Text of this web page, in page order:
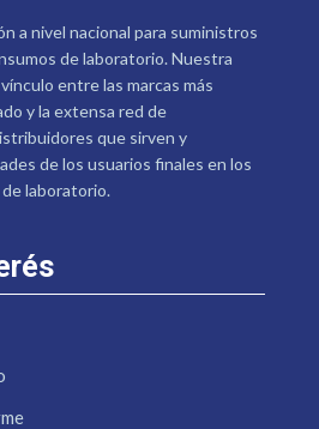
a nivel nacional para suministros
de laboratorio. Nuestra
entre las marcas más
y la extensa red de
que sirven y
de los usuarios finales en los
laboratorio.